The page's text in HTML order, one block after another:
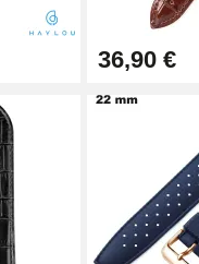
Montre Facile
36,90 €